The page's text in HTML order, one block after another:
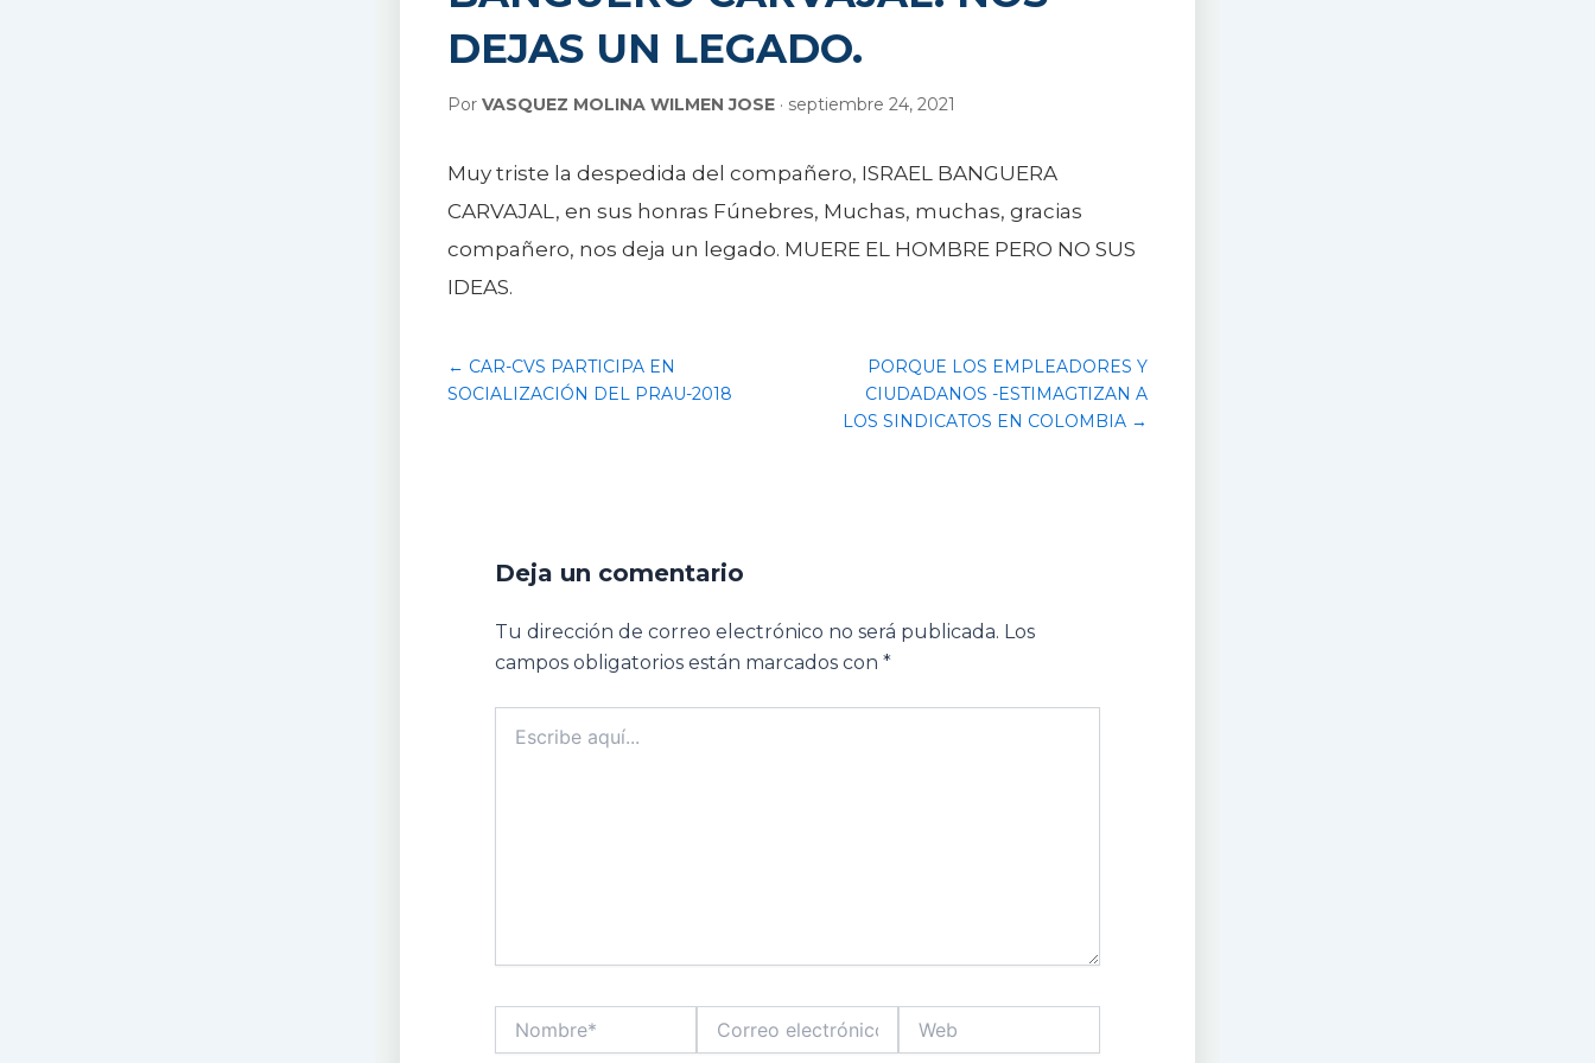
DEJAS UN LEGADO.
Por VASQUEZ MOLINA WILMEN JOSE · septiembre 24, 2021
Muy triste la despedida del compañero, ISRAEL BANGUERA
CARVAJAL, en sus honras Fúnebres, Muchas, muchas, gracias
compañero, nos deja un legado. MUERE EL HOMBRE PERO NO SUS
IDEAS.
← CAR-CVS PARTICIPA EN
SOCIALIZACIÓN DEL PRAU-2018
PORQUE LOS EMPLEADORES Y
CIUDADANOS -ESTIMAGTIZAN A
LOS SINDICATOS EN COLOMBIA →
Deja un comentario
Tu dirección de correo electrónico no será publicada. Los
campos obligatorios están marcados con *
aquí...
electrónico*